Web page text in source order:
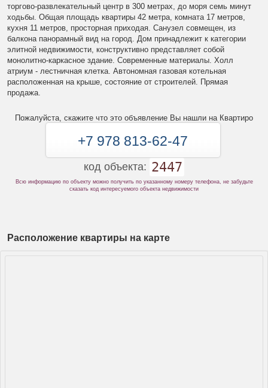
торгово-развлекательный центр в 300 метрах, до моря семь минут
ходьбы. Общая площадь квартиры 42 метра, комната 17 метров,
кухня 11 метров, просторная приходая. Санузел совмещен, из
балконапанорамный вид на город. Дом принадлежит к категории
элитной недвижимости, конструктивно представляет собой
монолитно-каркасное здание. Современные материалы. Холл
атриум - лестничная клетка. Автономная газовая котельная
расположенная на крыше, состояние от строителей. Прямая
продажа.
Пожалуйста, скажите что это объявление Вы нашли на Квартиро
+7 978 813-62-47
код объекта: 2447
Всю информацию по объекту можно получить по указанному номеру телефона, не забудьте
сказать код интересуемого объекта недвижимости
Расположение квартиры на карте